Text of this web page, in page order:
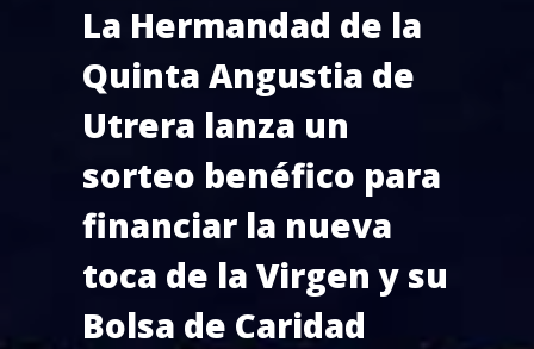
La Hermandad de la
Quinta Angustia de
Utrera lanza un
sorteo benéfico para
financiar la nueva
toca de la Virgen y su
Bolsa de Caridad